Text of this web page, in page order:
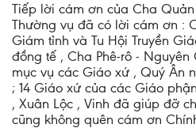
Tiếp lời cám ơn của Cha
Thường vụ đã có lời cám ơn :
Giám tỉnh và Tu Hội Truyền
đồng tế , Cha Phê-rô -
mục vụ các Giáo xứ , Quý Ân
; 14 Giáo xứ của các Giáo
, Xuân Lộc , Vinh đã giúp đỡ
cũng không quên cám ơn